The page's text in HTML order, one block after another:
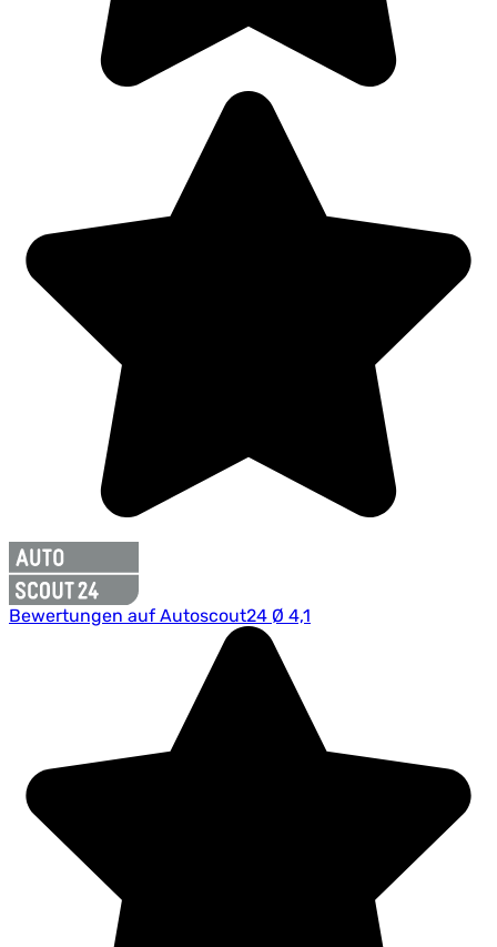
Bewertungen auf Autoscout24 Ø 4,1